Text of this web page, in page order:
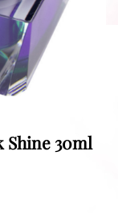
Shine 30ml